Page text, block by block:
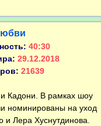
40:30
29.12.2018
21639
Кадони. В рамках шоу
номинированы на уход
и Лера Хуснутдинова.